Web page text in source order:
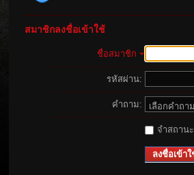
สมาชิกลงชื่อเข้าใช้
ชื่อสมาชิก
รหัสผ่าน:
คำถาม:
จำสถาน
ลงชื่อเข้าใ